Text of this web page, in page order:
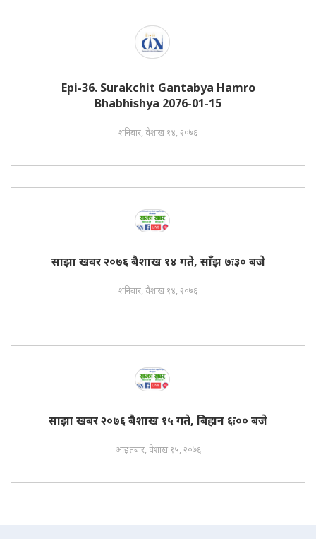
Epi-36. Surakchit Gantabya Hamro
Bhabhishya 2076-01-15
शनिबार, वैशाख १४, २०७६
साझा खबर २०७६ बैशाख १४ गते, साँझ ७ः३० बजे
शनिबार, वैशाख १४, २०७६
साझा खबर २०७६ बैशाख १५ गते, बिहान ६ः०० बजे
आइतबार, वैशाख १५, २०७६